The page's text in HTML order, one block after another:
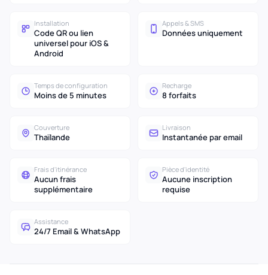
Installation
Code QR ou lien
universel pour iOS &
Android
Appels & SMS
Données uniquement
Temps de configuration
Moins de 5 minutes
Recharge
8 forfaits
Couverture
Thaïlande
Livraison
Instantanée par email
Frais d'itinérance
Aucun frais
supplémentaire
Pièce d'identité
Aucune inscription
requise
Assistance
24/7 Email & WhatsApp